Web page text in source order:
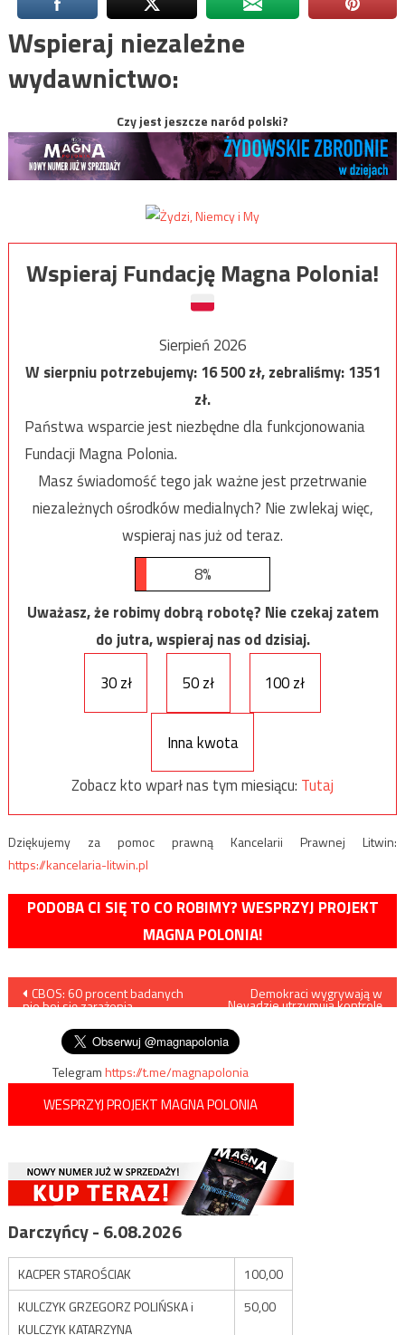
Wspieraj niezależne
wydawnictwo:
Czy jest jeszcze naród polski?
Wspieraj Fundację Magna Polonia!
Sierpień 2026
W sierpniu potrzebujemy:16 500zł, zebraliśmy:1351
zł.
Państwa wsparcie jest niezbędne dla funkcjonowania
Fundacji Magna Polonia.
Masz świadomość tego jak ważne jest przetrwanie
niezależnych ośrodków medialnych? Nie zwlekaj więc,
wspieraj nas już od teraz.
8%
Uważasz, że robimy dobrą robotę? Nie czekaj zatem
do jutra, wspieraj nas od dzisiaj.
30 zł
50 zł 100 zł
Inna kwota
Zobacz kto wparł nas tym miesiącu: Tutaj
Dziękujemy za pomoc prawną Kancelarii Prawnej Litwin:
https://kancelaria-litwin.pl
PODOBA CI SIĘ TO CO ROBIMY? WESPRZYJ PROJEKT
MAGNA POLONIA!
Nawigacja
wpisu
CBOS: 60 procent badanych
nie boi się zarażenia
Demokraci wygrywają w
Nevadzie utrzymują kontrolę
Telegramhttps://t.me/magnapolonia
WESPRZYJ PROJEKT MAGNA POLONIA
Darczyńcy - 6.08.2026
KACPER STAROŚCIAK
100,00
KULCZYK GRZEGORZ POLIŃSKA i
KULCZYK KATARZYNA
50,00